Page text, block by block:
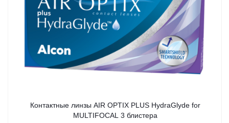
Контактные линзы AIR OPTIX PLUS HydraGlyde for
MULTIFOCAL 3 блистера